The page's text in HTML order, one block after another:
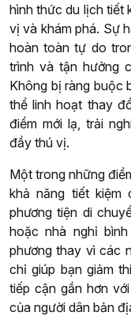
hình thức du lịch tiết
vị và khám phá. Sự
hoàn toàn tự do
trình và tận hưởng
Không bị ràng buộc
thể linh hoạt thay
điểm mới lạ, trải
đầy thú vị.
Một trong những
khả năng tiết
phương tiện di
hoặc nhà nghỉ
phương thay vì các
chỉ giúp bạn giảm
tiếp cận gần hơn
của người dân bản